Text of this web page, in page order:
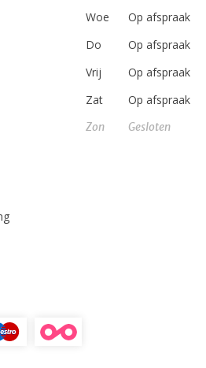
Woe
Do
Vrij
Zat
Zon
Op afspraak
Op afspraak
Op afspraak
Op afspraak
Gesloten